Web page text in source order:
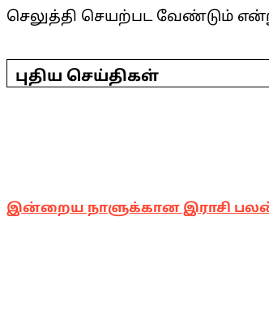
செலுத்தி செயற்பட வேண்டும்
06-
27புதிய செய்திகள்
இன்றைய நாளுக்கான இராசி